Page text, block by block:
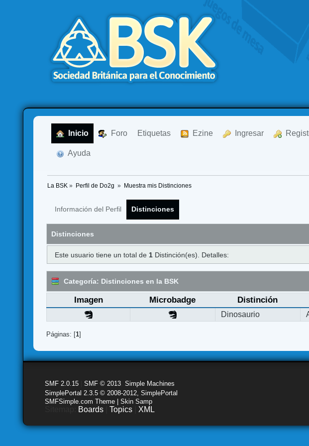
Inicio Foro Etiquetas Ezine Ingresar
Ayuda
La BSK » Perfil de Do2g » Muestra mis Distinciones
Información del Perfil Distinciones
Distinciones
Este usuario tiene un total de 1Distinción(es). Detalles:
Categoría: Distinciones en la BSK
Imagen Microbadge Distinción
Dinosaurio
Páginas: [1]
SMF 2.0.15 |SMF © 2013 ,Simple Machines
SimplePortal 2.3.5 © 2008-2012, SimplePortal
SMFSimple.com Theme | Skin Samp
Boards |Topics XML